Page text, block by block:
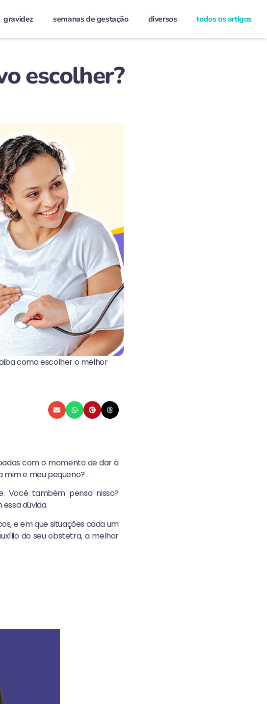
gravidez semanas de gestação diversos todos os artigos
escolher?
como escolher o melhor
com o momento de dar à
mim e meu pequeno?
Você também pensa nisso?
dúvida.
e em que situações cada um
do seu obstetra, a melhor